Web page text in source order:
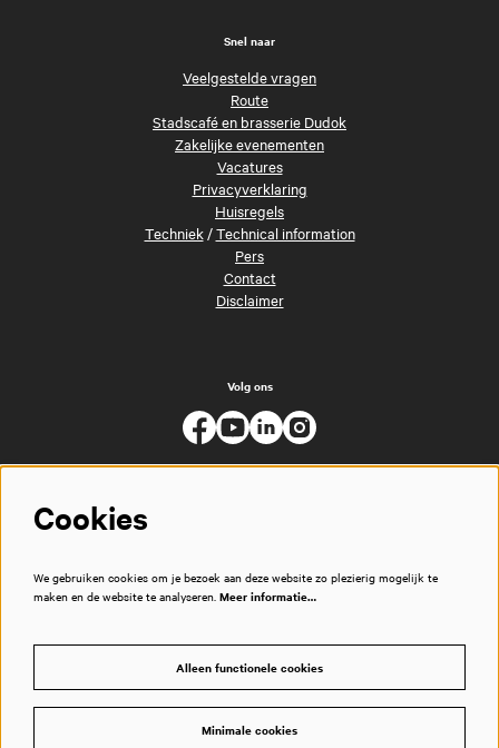
Snel naar
Veelgestelde vragen
Route
Stadscafé en brasserie Dudok
Zakelijke evenementen
Vacatures
Privacyverklaring
Huisregels
Techniek/Technical information
Pers
Contact
Disclaimer
Volg ons
Cookies
We gebruiken cookies om je bezoek aan deze website zo plezierig mogelijk te
maken en de website te analyseren. Meer informatie…
Alleen functionele cookies
Minimale cookies